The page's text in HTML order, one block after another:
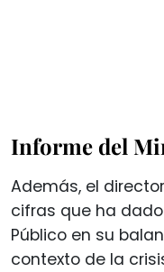
Informe del
Además, el
cifras que ha
Público en su
contexto de la